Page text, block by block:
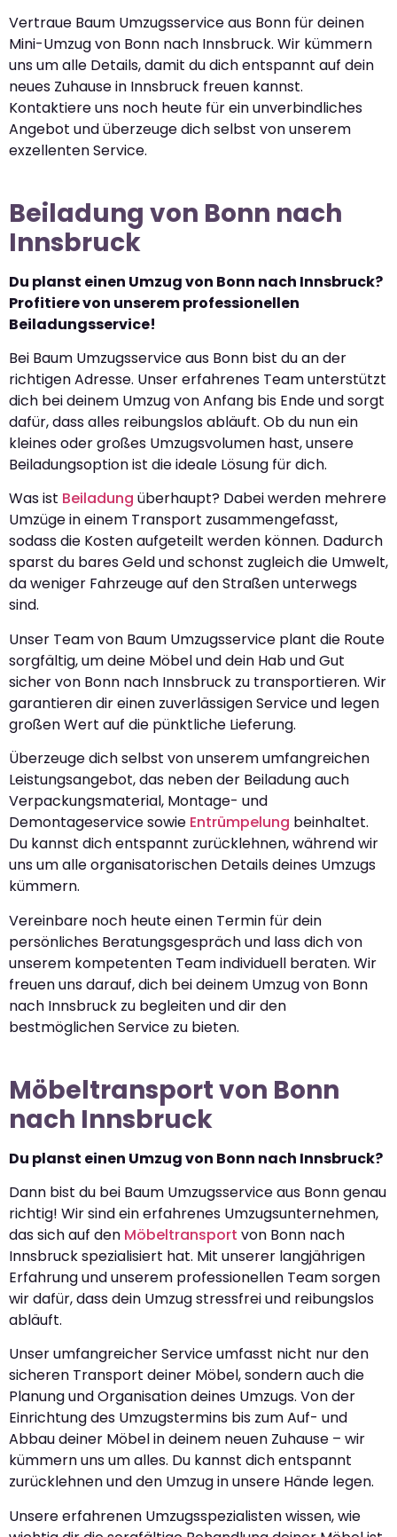
Vertraue Baum Umzugsservice aus Bonn für deinen
Mini-Umzug von Bonn nach Innsbruck. Wir kümmern
uns um alle Details, damit du dich entspannt auf dein
neues Zuhause in Innsbruck freuen kannst.
Kontaktiere uns noch heute für ein unverbindliches
Angebot und überzeuge dich selbst von unserem
exzellenten Service.
Beiladung von Bonn nach
Innsbruck
Du planst einen Umzug von Bonn nach Innsbruck?
Profitiere von unserem professionellen
Beiladungsservice!
Bei Baum Umzugsservice aus Bonn bist du an der
richtigen Adresse. Unser erfahrenes Team unterstützt
dich bei deinem Umzug von Anfang bis Ende und sorgt
dafür, dass alles reibungslos abläuft. Ob du nun ein
kleines oder großes Umzugsvolumen hast, unsere
Beiladungsoption ist die ideale Lösung für dich.
Was ist Beiladung überhaupt? Dabei werden mehrere
Umzüge in einem Transport zusammengefasst,
sodass die Kosten aufgeteilt werden können. Dadurch
sparst du bares Geld und schonst zugleich die Umwelt,
da weniger Fahrzeuge auf den Straßen unterwegs
sind.
Unser Team von Baum Umzugsservice plant die Route
sorgfältig, um deine Möbel und dein Hab und Gut
sicher von Bonn nach Innsbruck zu transportieren. Wir
garantieren dir einen zuverlässigen Service und legen
großen Wert auf die pünktliche Lieferung.
Überzeuge dich selbst von unserem umfangreichen
Leistungsangebot, das neben der Beiladung auch
Verpackungsmaterial, Montage- und
Demontageservice sowie Entrümpelung beinhaltet.
Du kannst dich entspannt zurücklehnen, während wir
uns um alle organisatorischen Details deines Umzugs
kümmern.
Vereinbare noch heute einen Termin für dein
persönliches Beratungsgespräch und lass dich von
unserem kompetenten Team individuell beraten. Wir
freuen uns darauf, dich bei deinem Umzug von Bonn
nach Innsbruck zu begleiten und dir den
bestmöglichen Service zu bieten.
Möbeltransport von Bonn
nach Innsbruck
Du planst einen Umzug von Bonn nach Innsbruck?
Dann bist du bei Baum Umzugsservice aus Bonn genau
richtig! Wir sind ein erfahrenes Umzugsunternehmen,
das sich auf den Möbeltransport von Bonn nach
Innsbruck spezialisiert hat. Mit unserer langjährigen
Erfahrung und unserem professionellen Team sorgen
wir dafür, dass dein Umzug stressfrei und reibungslos
abläuft.
Unser umfangreicher Service umfasst nicht nur den
sicheren Transport deiner Möbel, sondern auch die
Planung und Organisation deines Umzugs. Von der
Einrichtung des Umzugstermins bis zum Auf- und
Abbau deiner Möbel in deinem neuen Zuhause – wir
kümmern uns um alles. Du kannst dich entspannt
zurücklehnen und den Umzug in unsere Hände legen.
Unsere erfahrenen Umzugsspezialisten wissen, wie